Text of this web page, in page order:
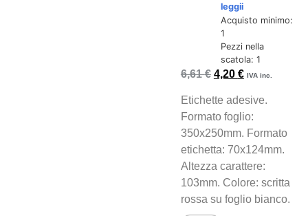
leggii
Acquisto minimo:
1
Pezzi nella
scatola: 1
6,61€ 4,20 € IVA inc.
Etichette adesive.
Formato foglio:
350x250mm. Formato
etichetta: 70x124mm.
Altezza carattere:
103mm. Colore: scritta
rossa su foglio bianco.